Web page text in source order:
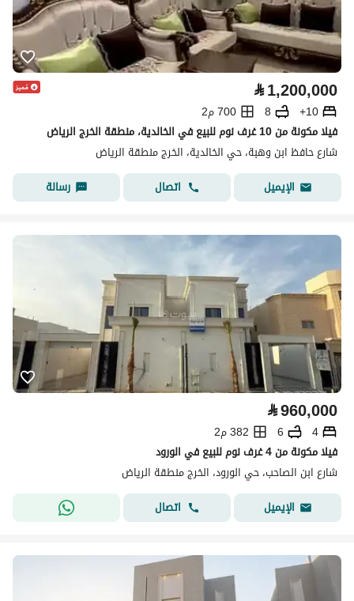
⃁1,200,000
10+
8
700 م2
فيلا مكونة من 10 غرف نوم للبيع في الخالدية، منطقة الخرج الرياض
شارع حافظ ابن وهبة، حي الخالدية، الخرج منطقة الرياض
الإيميل
اتصال رسالة
⃁960,000
4
6
382 م2
فيلا مكونة من 4 غرف نوم للبيع في الورود
شارع ابن الصاحب، حي الورود، الخرج منطقة الرياض
الإيميل
اتصال